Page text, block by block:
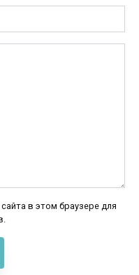
в этом браузере для